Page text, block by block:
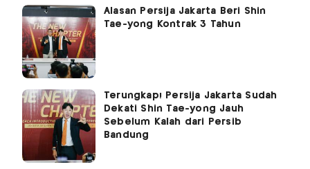
Alasan Persija Jakarta Beri Shin
Tae-yong Kontrak 3 Tahun
Terungkap! Persija Jakarta Sudah
Dekati Shin Tae-yong Jauh
Sebelum Kalah dari Persib
Bandung